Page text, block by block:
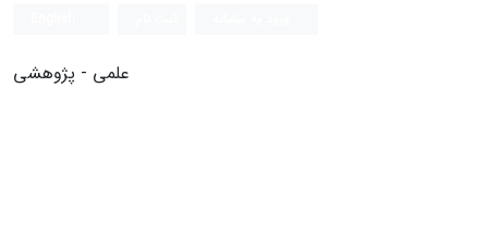
علمی - پژوهشی